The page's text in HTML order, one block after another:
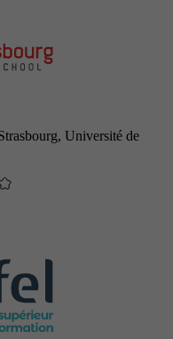
Université de